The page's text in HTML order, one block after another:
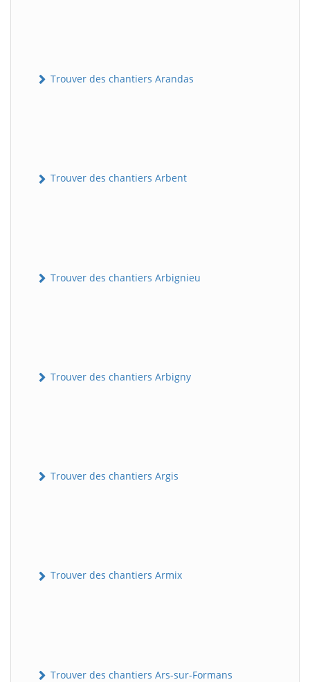
Trouver des chantiers Arandas
Trouver des chantiers Arbent
Trouver des chantiers Arbignieu
Trouver des chantiers Arbigny
Trouver des chantiers Argis
Trouver des chantiers Armix
Trouver des chantiers Ars-sur-Formans